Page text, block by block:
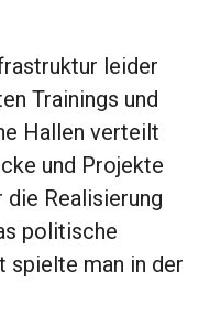
leider
Trainings und
Hallen verteilt
und Projekte
die Realisierung
politische
spielte man in der